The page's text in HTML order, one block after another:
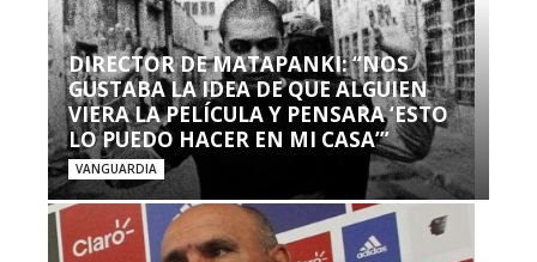
DIRECTOR DE MATAPANKI: “NOS
GUSTABA LA IDEA DE QUE ALGUIEN
VIERA LA PELÍCULA Y PENSARA ‘ESTO
LO PUEDO HACER EN MI CASA’”
VANGUARDIA